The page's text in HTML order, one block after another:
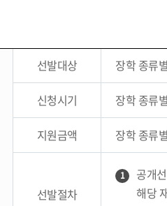
선발대상 장학 종류
신청시기 장학 종류
지원금액 장학 종류
선발절차
1
공개
해당